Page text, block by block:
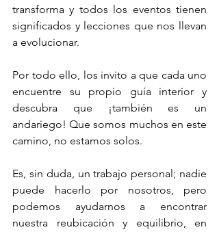
transforma y todos los eventos tienen
significados y lecciones que nos llevan
a evolucionar.
Por todo ello, los invito a que cada uno
encuentre su propio guía interior y
descubra que ¡también es un
andariego! Que somos muchos en este
camino, no estamos solos.
Es, sin duda, un trabajo personal; nadie
puede hacerlo por nosotros, pero
podemos ayudarnos a encontrar
nuestra reubicación y equilibrio, en